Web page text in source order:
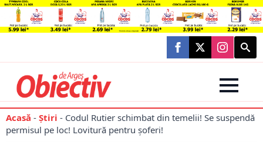
Search
for:
Acasă - Știri - Codul Rutier schimbat din temelii! Se suspendă
permisul pe loc! Lovitură pentru șoferi!